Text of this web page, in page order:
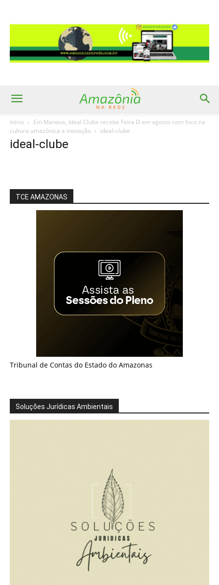
Início
Em Manaus, Ideal Clube recebe Feira D em agosto com foco na
cultura amazônica e inovação
ideal-clube
ideal-clube
TCE AMAZONAS
Tribunal de Contas do Estado do Amazonas
Soluções Jurídicas Ambientais